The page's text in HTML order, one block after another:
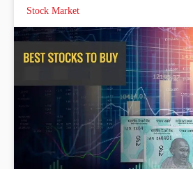
Stock Market